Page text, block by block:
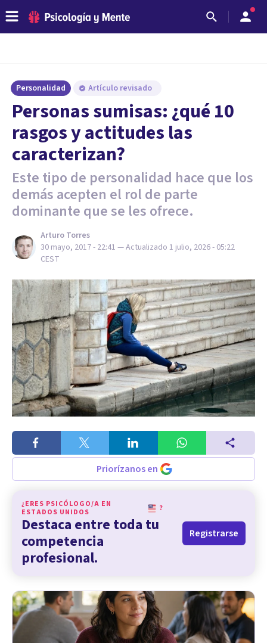
Personalidad Artículo revisado
​Personas sumisas: ¿qué 10
rasgos y actitudes las
caracterizan?
Este tipo de personalidad hace que los
demás acepten el rol de parte
dominante que se les ofrece.
Arturo Torres
30 mayo, 2017 - 22:41 — Actualizado 1 julio, 2026 - 05:22
CEST
Priorízanos en
¿ERES PSICÓLOGO/A EN
ESTADOS UNIDOS
?
Destaca entre toda tu
competencia
profesional.
Registrarse